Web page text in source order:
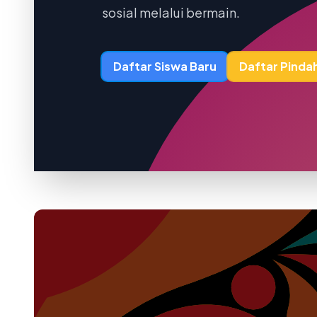
sosial melalui bermain.
Daftar Siswa Baru Daftar